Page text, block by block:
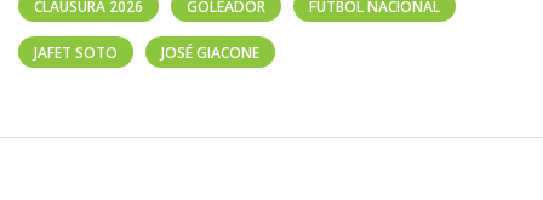
CLAUSURA 2026 GOLEADOR FÚTBOL NACIONAL
JAFET SOTO JOSÉ GIACONE